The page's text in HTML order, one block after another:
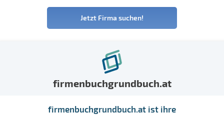
Jetzt Firma suchen!
firmenbuchgrundbuch.at
firmenbuchgrundbuch.at ist ihre